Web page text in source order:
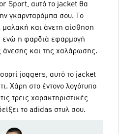
Sport, αυτό το jacket θα
γκαρνταρόμπα σου. Το
και άνετη αίσθηση
ενώ η φαρδιά εφαρμογή
άνεσης και της χαλάρωσης.
joggers, αυτό το jacket
Χάρη στο έντονο λογότυπο
τρεις χαρακτηριστικές
το adidas στυλ σου.